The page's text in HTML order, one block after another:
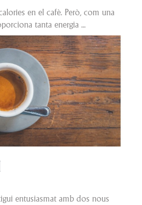
en el cafè. Però, com una
tanta energia ...
entusiasmat amb dos nous